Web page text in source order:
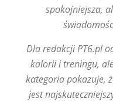
spokojniejsza,
Dla redakcji PT6.pl
kalorii i treningu,
kategoria pokazuje,
jest